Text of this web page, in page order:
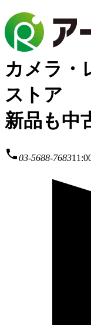
カメラ・
ストア
新品も中
local_phone03-5688-7683